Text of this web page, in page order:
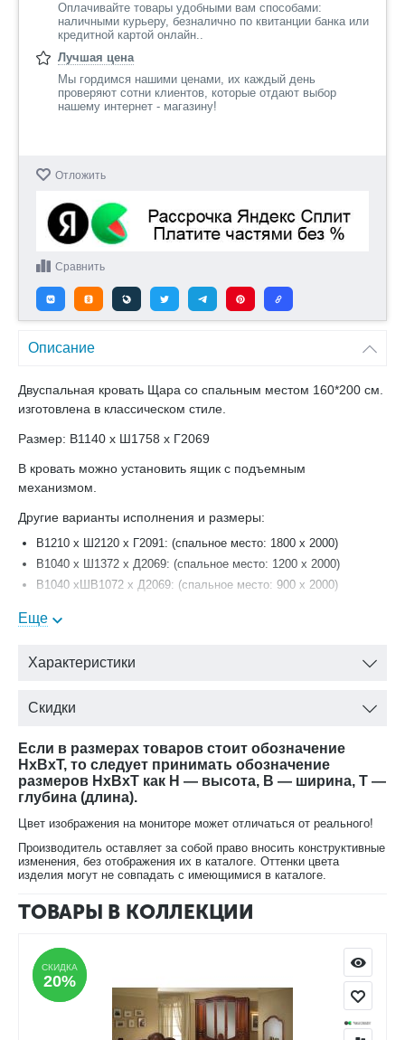
Оплачивайте товары удобными вам способами:
наличными курьеру, безналично по квитанции банка или
кредитной картой онлайн..
Лучшая цена
Мы гордимся нашими ценами, их каждый день
проверяют сотни клиентов, которые отдают выбор
нашему интернет - магазину!
Отложить
Сравнить
Описание
Двуспальная кровать Щара со спальным местом 160*200 см.
изготовлена в классическом стиле.
Размер: В1140 х Ш1758 х Г2069
В кровать можно установить ящик с подъемным
механизмом.
Другие варианты исполнения и размеры:
В1210 х Ш2120 х Г2091: (спальное место: 1800 x 2000)
В1040 х Ш1372 х Д2069: (спальное место: 1200 x 2000)
В1040 хШB1072 х Д2069: (спальное место: 900 x 2000)
Еще
Характеристики
Скидки
Если в размерах товаров стоит обозначение
HxBxT, то следует принимать обозначение
размеров HxBxT как H — высота, B — ширина, T —
глубина (длина).
Цвет изображения на мониторе может отличаться от реального!
Производитель оставляет за собой право вносить конструктивные
изменения, без отображения их в каталоге. Оттенки цвета
изделия могут не совпадать с имеющимися в каталоге.
ТОВАРЫ В КОЛЛЕКЦИИ
СКИДКА
20%
СКИДКА
20%